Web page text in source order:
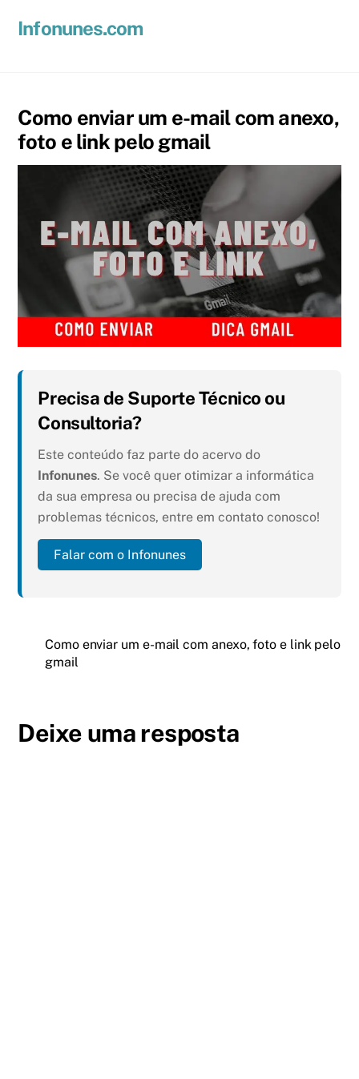
Infonunes.com
Como enviar um e-mail com anexo,
foto e link pelo gmail
Precisa de Suporte Técnico ou
Consultoria?
Este conteúdo faz parte do acervo do
Infonunes. Se você quer otimizar a informática
da sua empresa ou precisa de ajuda com
problemas técnicos, entre em contato conosco!
Falar com o Infonunes
Como enviar um e-mail com anexo, foto e link pelo
gmail
Deixe uma resposta